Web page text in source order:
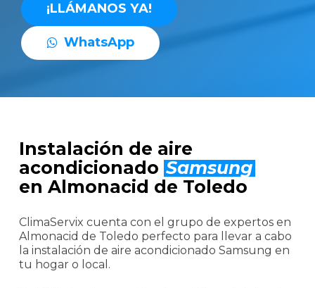
¡LLÁMANOS YA!
WhatsApp
Instalación de aire
acondicionado Samsung
en Almonacid de Toledo
ClimaServix cuenta con el grupo de expertos en
Almonacid de Toledo perfecto para llevar a cabo
la instalación de aire acondicionado Samsung en
tu hogar o local.